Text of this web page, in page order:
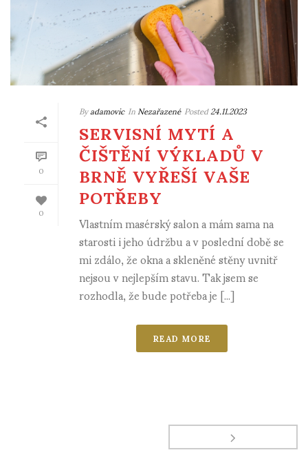
0
0
ByadamovicInNezařazenéPosted24.11.2023
SERVISNÍ MYTÍ A
ČIŠTĚNÍ VÝKLADŮ V
BRNĚ VYŘEŠÍ VAŠE
POTŘEBY
Vlastním masérský salon a mám sama na
starosti i jeho údržbu a v poslední době se
mi zdálo, že okna a skleněné stěny uvnitř
nejsou v nejlepším stavu. Tak jsem se
rozhodla, že bude potřeba je [...]
READ MORE